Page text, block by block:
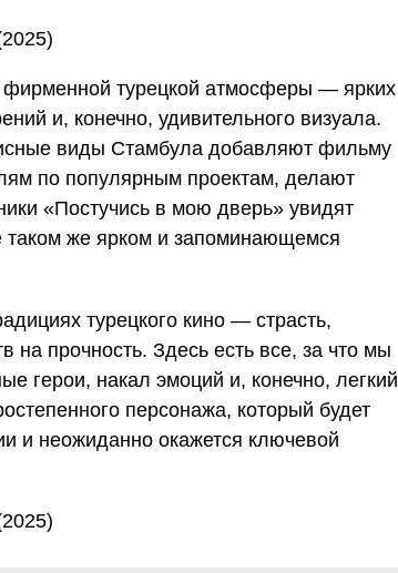
фирменной турецкой атмосферы — ярких
и, конечно, удивительного визуала.
виды Стамбула добавляют фильму
по популярным проектам, делают
«Постучись в мою дверь» увидят
таком же ярком и запоминающемся
турецкого кино — страсть,
на прочность. Здесь есть все, за что мы
герои, накал эмоций и, конечно, легкий
персонажа, который будет
и неожиданно окажется ключевой